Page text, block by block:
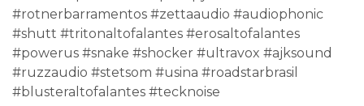
#rotnerbarramentos #zettaaudio #audiophonic
#shutt #tritonaltofalantes #erosaltofalantes
#powerus #snake #shocker #ultravox #ajksound
#ruzzaudio #stetsom #usina #roadstarbrasil
#blusteraltofalantes #tecknoise